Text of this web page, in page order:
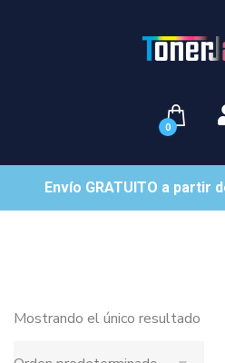
0
Envío GRATUITO a partir
Mostrando el único resultado